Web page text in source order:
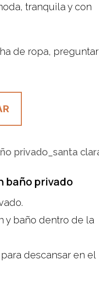
tranquila y con
de ropa, preguntar
baño privado
y baño dentro de la
descansar en el